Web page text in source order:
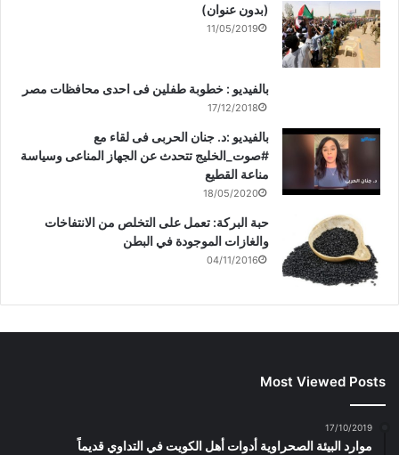
(بدون عنوان)
11/05/2019
بالفيديو : خطوبة طفلين فى احدى محافظات مصر
17/12/2018
بالفيديو :د. جنان الحربى فى لقاء مع
#صوت_الخليج تتحدث عن الجهاز المناعى وسياسة
مناعة القطيع
18/05/2020
حبة البركة: تعمل على التخلص من الانتفاخات
والغازات الموجودة في البطن
04/11/2016
Most Viewed Posts
17/10/2019
موارد البيئة الصحراوية أدوات أهل الكويت في التداوي قديماً